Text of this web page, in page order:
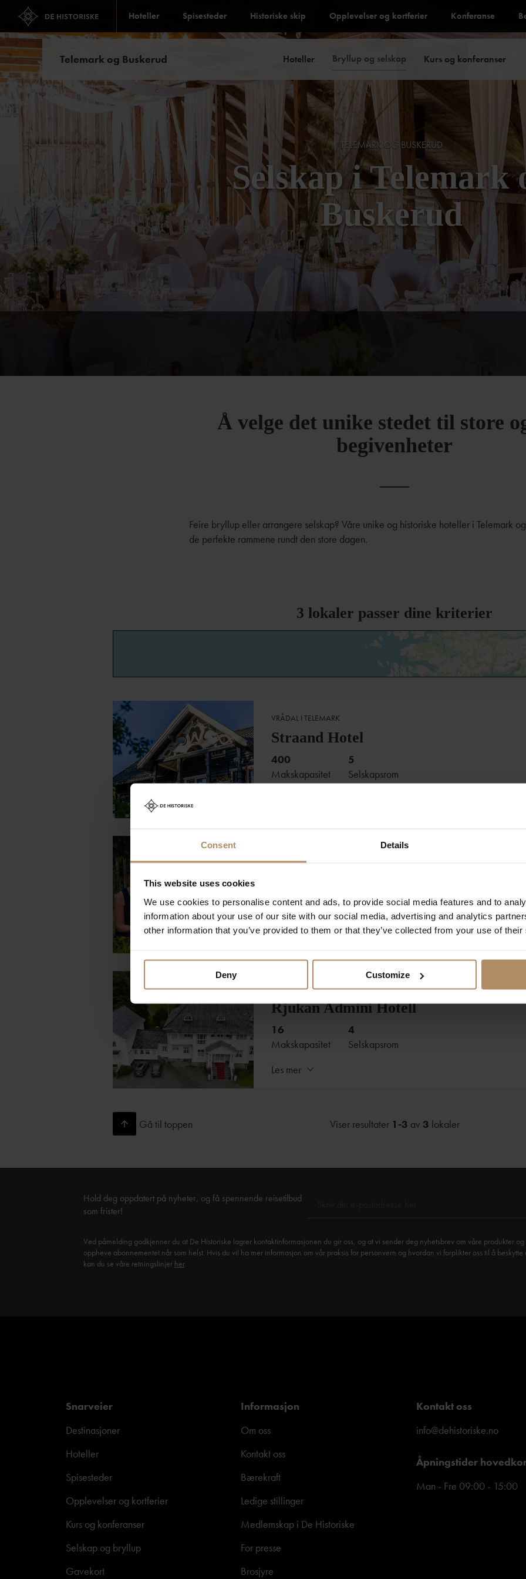
Consent Details
This website uses cookies
We use cookies to personalise content and ads, to provide social media features and to
information about your use of our site with our social media, advertising and analytics
other information that you’ve provided to them or that they’ve collected from your use of
Deny Customize
Hoteller Spisesteder Historiske skip Opplevelser og kortferier Konferanse
Telemark og Buskerud Hoteller Bryllup og selskap Kurs og konferanser
TELEMARK OG BUSKERUD
Selskap i Telemark
Buskerud
Å velge det unike stedet til store
begivenheter
Feire bryllup eller arrangere selskap? Våre unike og historiske hoteller i Telemark
de perfekte rammene rundt den store dagen.
3 lokaler passer dine kriterier
VRÅDAL I TELEMARK
Straand Hotel
400
Makskapasitet
5
Selskapsrom
med gjesten i sentrum.
Les mer
Makskapasitet
Selskapsrom
OPPLEVELSER PÅ
HOTELLET
Matopplevelser
OM HOTELLET
Hos Søstrene Storaas kan du se krokodillen som spiste
tipp-oldefars hund hengende over resepsjonen. Du kan
også smake mormors hjemmelagde karamellpudding.
TELEMARK
Rjukan Admini Hotell
Les mer
16
Makskapasitet
4
Selskapsrom
OM HOTELLET
Gå til toppen Viser resultater 1-3 av 3 lokaler
Hold deg oppdatert på nyheter, og få spennende reisetilbud
som frister!
Ved påmelding godkjenner du at De Historiske lagrer kontaktinformasjonen du gir oss, og at vi sender deg nyhetsbrev om våre produkter og
oppheve abonnementet når som helst. Hvis du vil ha mer informasjon om vår praksis for personvern og hvordan vi forplikter oss til å beskytte
kan du se våre retningslinjer her.
Snarveier
Destinasjoner
Hoteller
Spisesteder
Opplevelser og kortferier
Kurs og konferanser
Selskap og bryllup
Gavekort
Informasjon
Om oss
Kontakt oss
Bærekraft
Ledige stillinger
Medlemskap i De Historiske
For presse
Brosjyre
Kontakt oss
info@dehistoriske.no
Åpningstider
Man - Fre 09:00 - 15:00